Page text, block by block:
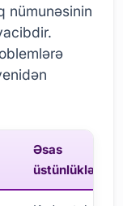
nümunəsinin
Əsas
üstünlüklər